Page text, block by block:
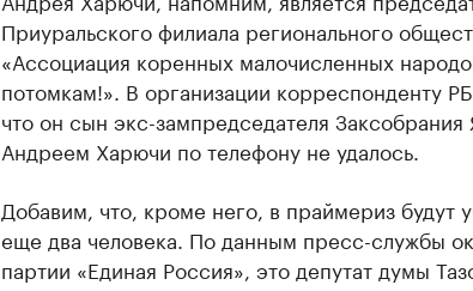
Приуральского филиала регионального
«Ассоциация коренных малочисленных
потомкам!». В организации корреспонденту
что он сын экс-зампредседателя Заксобрания
Андреем Харючи по телефону не удалось.
Добавим, что, кроме него, в праймериз будут
еще два человека. По данным пресс-службы
партии «Единая Россия», это депутат думы